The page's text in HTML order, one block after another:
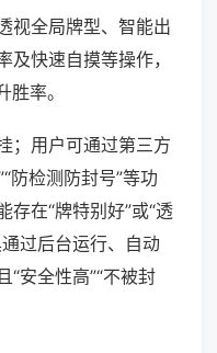
视全局牌型、智能出
快速自摸等操作，
率。
；用户可通过第三方
防检测防封号”等功
存在“牌特别好”或“透
过后台运行、自动
“安全性高”“不被封